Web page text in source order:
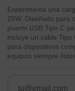
Experimenta una
25W. Diseñado para
puerto USB Tipo C
incluye un cable
para dispositivos
equipos siempre listos.